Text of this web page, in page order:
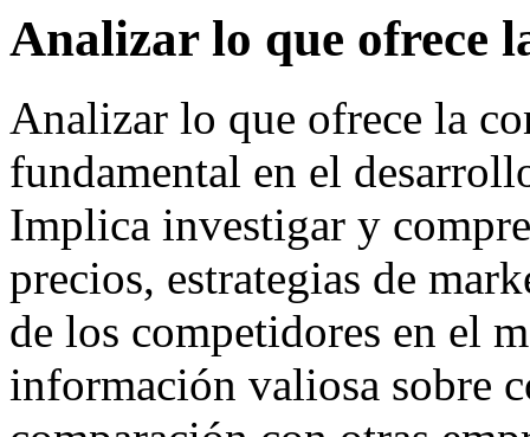
Analizar lo que ofrece
Analizar lo que ofrece la
fundamental en el
Implica investigar y
precios, estrategias de
de los competidores en el
información valiosa sobre